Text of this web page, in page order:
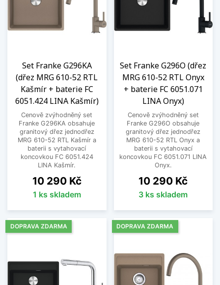
Set Franke G296KA
(dřez MRG 610-52 RTL
Kašmír + baterie FC
6051.424 LINA Kašmír)
Cenově zvýhodněný set
Franke G296KA obsahuje
granitový dřez jednodřez
MRG 610-52 RTL Kašmír a
baterii s vytahovací
koncovkou FC 6051.424
LINA Kašmír.
Cena
10 290 Kč
1 ks skladem
Set Franke G296O (dřez
MRG 610-52 RTL Onyx
+ baterie FC 6051.071
LINA Onyx)
Cenově zvýhodněný set
Franke G296O obsahuje
granitový dřez jednodřez
MRG 610-52 RTL Onyx a
baterii s vytahovací
koncovkou FC 6051.071 LINA
Onyx.
Cena
10 290 Kč
3 ks skladem
DOPRAVA ZDARMA DOPRAVA ZDARMA